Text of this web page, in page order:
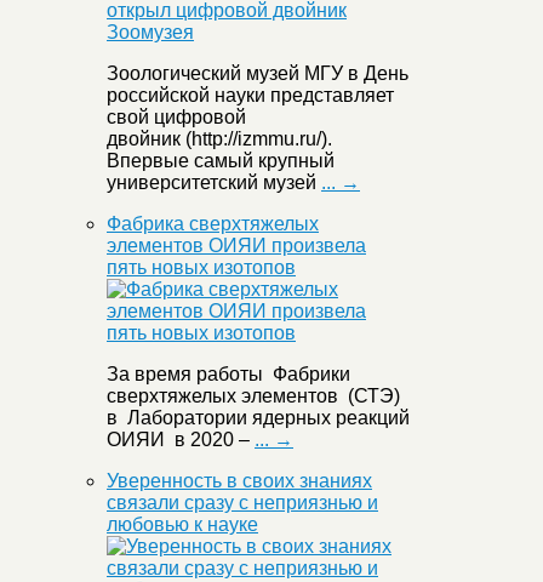
Зоологический музей МГУ в День
российской науки представляет
свой цифровой
двойник (http://izmmu.ru/).
Впервые самый крупный
университетский музей ... →
Фабрика сверхтяжелых
элементов ОИЯИ произвела
пять новых изотопов
За время работы Фабрики
сверхтяжелых элементов (СТЭ)
в Лаборатории ядерных реакций
ОИЯИ в 2020 – ... →
Уверенность в своих знаниях
связали сразу с неприязнью и
любовью к науке